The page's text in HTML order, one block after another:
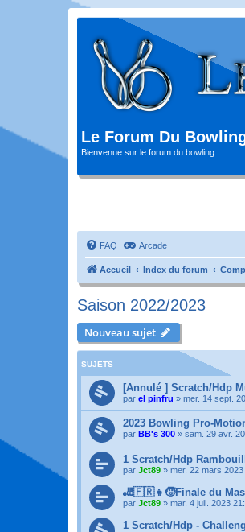
Le Forum Du
Bienvenue sur le forum du bowling
FAQ Arcade
Accueil Index du forum
Saison 2022/2023
Nouveau sujet
SUJETS
[Annulé ] Scratch/Hdp
par el pinfru » mer. 14 sept.
2023 Bowling Pro-
par BB's 300 » sam. 29 avr.
1 Scratch/Hdp
par Jct89 » mer. 22 mars
🎳🇫🇷👧🧒Finale du
par Jct89 » mar. 4 juil. 2023
1 Scratch/Hdp -